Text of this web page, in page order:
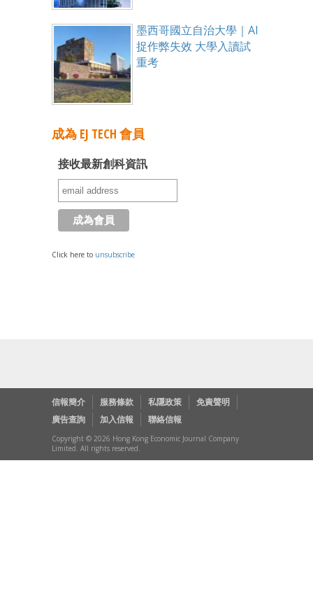
墨西哥國立自治大學｜AI
捉作弊失效 大學入讀試
重考
成為 EJ TECH 會員
接收最新創科資訊
Click here to unsubscribe
信報簡介 服務條款 私隱政策
免責聲明
廣告查詢
加入信報 聯絡信報
Copyright © 2026 Hong Kong Economic Journal Company
Limited. All rights reserved.